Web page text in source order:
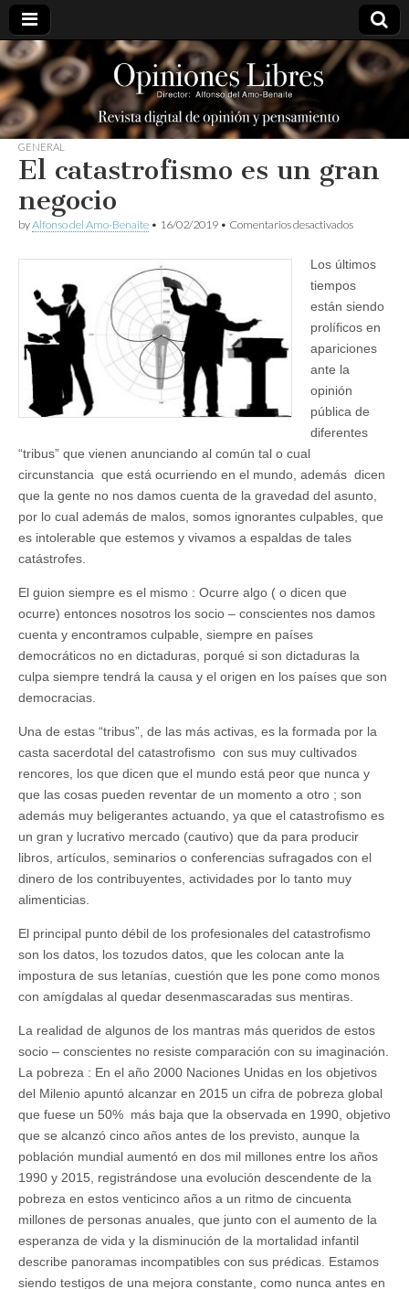
opinioneslibres
GENERAL
El catastrofismo es un gran
negocio
byAlfonso del Amo-Benaite • 16/02/2019 • Comentarios desactivadosen
es
un
negocio
Los últimos
tiempos
están siendo
prolíficos en
apariciones
ante la
opinión
pública de
diferentes
“tribus” que vienen anunciando al común tal o cual
circunstancia que está ocurriendo en el mundo, además dicen
que la gente no nos damos cuenta de la gravedad del asunto,
por lo cual además de malos, somos ignorantes culpables, que
es intolerable que estemos y vivamos a espaldas de tales
catástrofes.
El guion siempre es el mismo : Ocurre algo ( o dicen que
ocurre) entonces nosotros los socio – conscientes nos damos
cuenta y encontramos culpable, siempre en países
democráticos no en dictaduras, porqué si son dictaduras la
culpa siempre tendrá la causa y el origen en los países que son
democracias.
Una de estas “tribus”, de las más activas, es la formada por la
casta sacerdotal del catastrofismo con sus muy cultivados
rencores, los que dicen que el mundo está peor que nunca y
que las cosas pueden reventar de un momento a otro ; son
además muy beligerantes actuando, ya que el catastrofismo es
un gran y lucrativo mercado (cautivo) que da para producir
libros, artículos, seminarios o conferencias sufragados con el
dinero de los contribuyentes, actividades por lo tanto muy
alimenticias.
El principal punto débil de los profesionales del catastrofismo
son los datos, los tozudos datos, que les colocan ante la
impostura de sus letanías, cuestión que les pone como monos
con amígdalas al quedar desenmascaradas sus mentiras.
La realidad de algunos de los mantras más queridos de estos
socio – conscientes no resiste comparación con su imaginación.
La pobreza : En el año 2000 Naciones Unidas en los objetivos
del Milenio apuntó alcanzar en 2015 un cifra de pobreza global
que fuese un 50% más baja que la observada en 1990, objetivo
que se alcanzó cinco años antes de los previsto, aunque la
población mundial aumentó en dos mil millones entre los años
1990 y 2015, registrándose una evolución descendente de la
pobreza en estos venticinco años a un ritmo de cincuenta
millones de personas anuales, que junto con el aumento de la
esperanza de vida y la disminución de la mortalidad infantil
describe panoramas incompatibles con sus prédicas. Estamos
siendo testigos de una mejora constante, como nunca antes en